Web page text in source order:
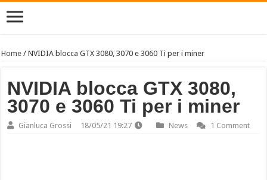
Home /NVIDIA blocca GTX 3080, 3070 e 3060 Ti per i miner
NVIDIA blocca GTX 3080,
3070 e 3060 Ti per i miner
Gianluca Grossi 18/05/21 19:27 News 1 Comment